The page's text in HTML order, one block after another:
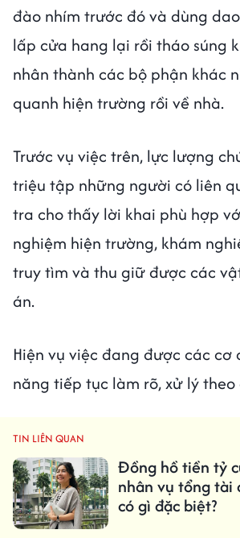
đào nhím trước đó và dùng
lấp cửa hang lại rồi tháo súng
nhân thành các bộ phận khác
quanh hiện trường rồi về nhà.
Trước vụ việc trên, lực lượng
triệu tập những người có liên
tra cho thấy lời khai phù hợp
nghiệm hiện trường, khám
truy tìm và thu giữ được các
án.
Hiện vụ việc đang được các cơ
năng tiếp tục làm rõ, xử lý theo
TIN LIÊN QUAN
Đồng hồ tiền tỷ
nhân vụ tổng tài
có gì đặc biệt?